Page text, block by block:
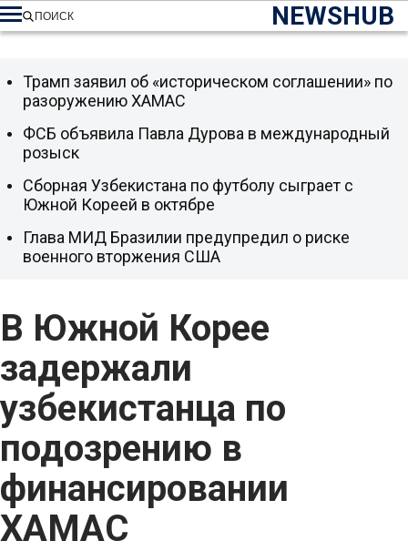
NEWSHUB
ПОИСК
В Южной Корее
задержали
узбекистанца по
подозрению в
финансировании
ХАМАС
Трамп заявил об «историческом соглашении» по
разоружению ХАМАС
ФСБ объявила Павла Дурова в международный
розыск
Сборная Узбекистана по футболу сыграет с
Южной Кореей в октябре
Глава МИД Бразилии предупредил о риске
военного вторжения США